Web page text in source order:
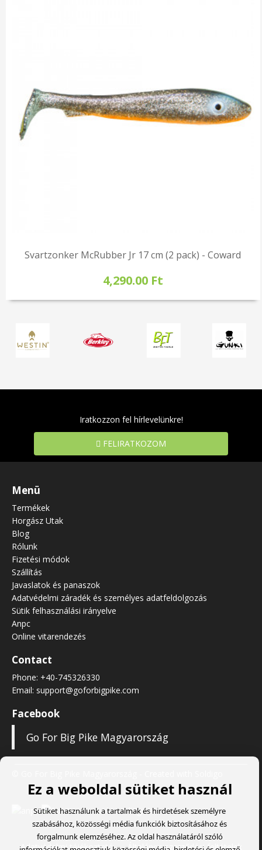
Svartzonker McRubber Jr 17 cm (2 pack) - Coward
4,290.00 Ft
Iratkozzon fel hírlevelünkre!
FELIRATKOZOM
Menü
Termékek
Horgász Utak
Blog
Rólunk
Fizetési módok
Szállítás
Javaslatok és panaszok
Adatvédelmi záradék és személyes adatfeldolgozás
Sütik felhasználási irányelve
Anpc
Online vitarendezés
Contact
Phone: +40-745326330
Email: support@goforbigpike.com
Facebook
Go For Big Pike Magyarország
Adatvédelmi tájékoztató Általános szerződési feltételek
Ez a weboldal sütiket használ
Sütiket használunk a tartalmak és hirdetések személyre
szabásához, közösségi média funkciók biztosításához és
forgalmunk elemzéséhez. Az oldal használatáról szóló